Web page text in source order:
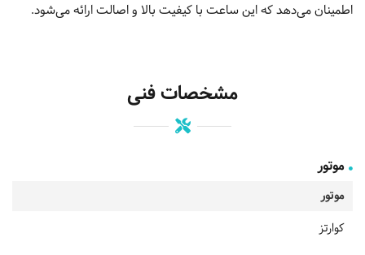
اطمینان می‌دهد که این ساعت با کیفیت بالا و اصالت ارائه می‌شود.
مشخصات فنی
موتور
موتور
کوارتز